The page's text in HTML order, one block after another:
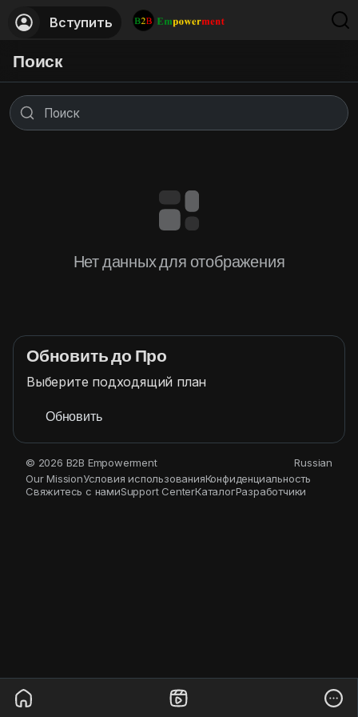
Вступить
Поиск
Нет данных для отображения
Обновить до Про
Выберите подходящий план
Обновить
© 2026 B2B Empowerment
Russian
Our MissionУсловия использованияКонфиденциальность
Свяжитесь с намиSupport CenterКаталогРазработчики